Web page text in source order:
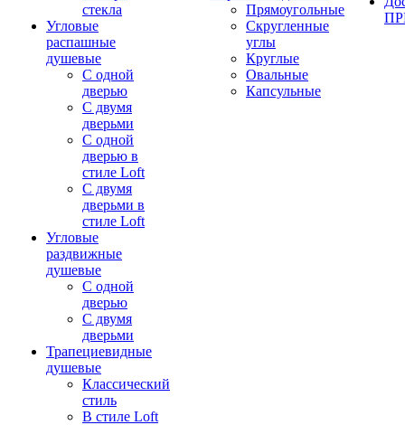
стекла
Угловые
распашные
душевые
С одной
дверью
С двумя
дверьми
С одной
дверью в
стиле Loft
С двумя
дверьми в
стиле Loft
Угловые
раздвижные
душевые
С одной
дверью
С двумя
дверьми
Трапециевидные
душевые
Классический
стиль
В стиле Loft
Прямоугольные
Скругленные
углы
Круглые
Овальные
Капсульные